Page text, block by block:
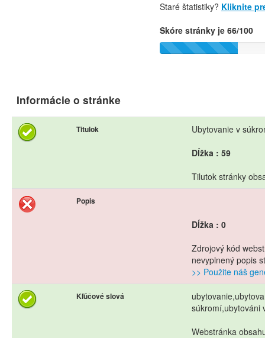
Staré štatistiky? Kliknite
Skóre stránky je 66/100
Informácie o stránke
Titulok
Ubytovanie v
Dĺžka : 59
Tilutok stránky
Popis
Dĺžka : 0
Zdrojový kód
nevyplnený popis
>> Použite náš
Kľúčové slová
súkromí,ubytováni
Webstránka